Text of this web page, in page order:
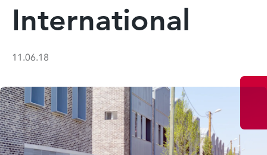
International
11.06.18